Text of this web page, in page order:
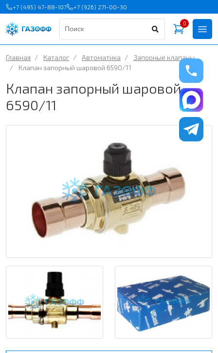
+7 (495) 47-88-107 +7 (926) 271-00-30
0
Главная / Каталог / Автоматика /
Запорные клапаны
/
Клапан запорный шаровой 6590/11
Клапан запорный шаровой
6590/11